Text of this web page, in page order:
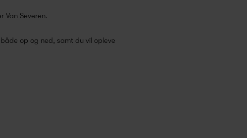
Van Severen.
op og ned, samt du vil opleve